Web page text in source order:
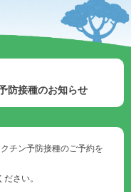
防接種のお知らせ
チン予防接種のご予約を
さい。